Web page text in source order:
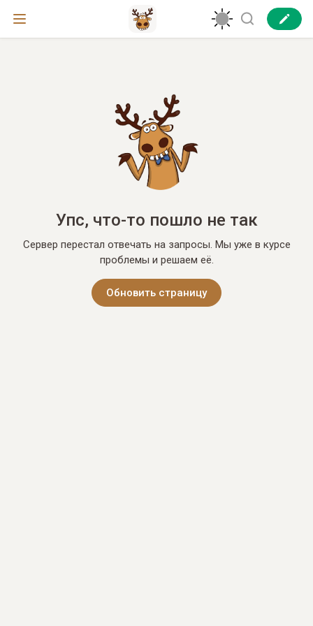
Упс, что-то пошло не так
Сервер перестал отвечать на запросы. Мы уже в курсе
проблемы и решаем её.
Обновить страницу